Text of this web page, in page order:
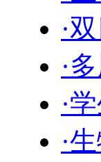
·
·
·
·